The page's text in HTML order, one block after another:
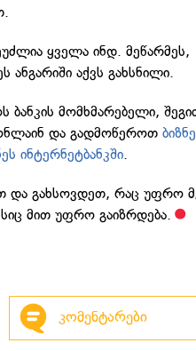
ყველა ინდ. მეწარმეს,
ანგარიში აქვს გახსნილი.
მომხმარებელი,
და გადმოწეროთ
ინტერნეტბანკში.
და გახსოვდეთ, რაც უფრო
მით უფრო გაიზრდება.
კომენტარები